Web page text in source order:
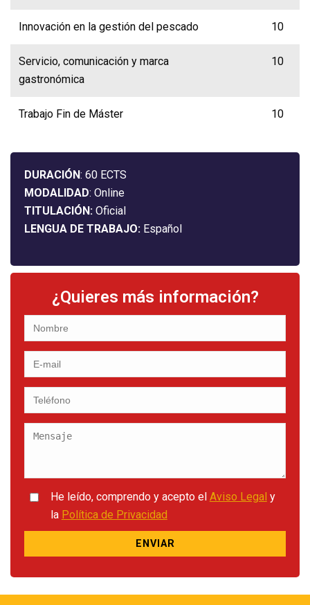
Innovación en la gestión del pescado 10
Servicio, comunicación y marca
gastronómica
10
Trabajo Fin de Máster 10
DURACIÓN: 60 ECTS
MODALIDAD: Online
TITULACIÓN: Oficial
LENGUA DE TRABAJO: Español
¿Quieres más información?
He leído, comprendo y acepto el Aviso Legal y
la Política de Privacidad